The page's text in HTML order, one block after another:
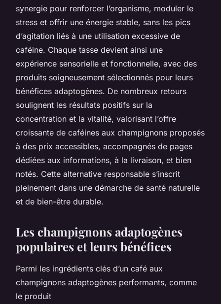
synergie pour renforcer l’organisme, moduler le
stress et offrir une énergie stable, sans les pics
d’agitation liés à une utilisation excessive de
caféine. Chaque tasse devient ainsi une
expérience sensorielle et fonctionnelle, avec des
produits soigneusement sélectionnés pour leurs
bénéfices adaptogènes. De nombreux retours
soulignent les résultats positifs sur la
concentration et la vitalité, valorisant l’offre
croissante de caféines aux champignons proposés
à des prix accessibles, accompagnés de pages
dédiées aux informations, à la livraison, et bien
notés. Cette alternative responsable s’inscrit
pleinement dans une démarche de santé naturelle
et de bien-être durable.
Les champignons adaptogènes
populaires et leurs bénéfices
Parmi les ingrédients clés d’un café aux
champignons adaptogènes performants, comme
le produit